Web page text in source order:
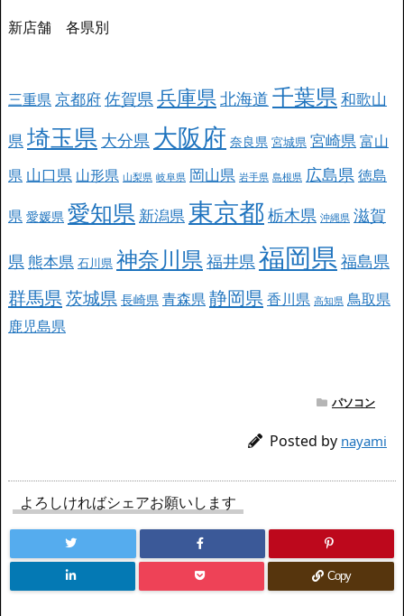
新店舗 各県別
三重県京都府佐賀県 兵庫県北海道 千葉県 和歌山
県 埼玉県 大分県 大阪府 奈良県 宮城県 宮崎県 富山
県 山口県 山形県 山梨県 岐阜県 岡山県 岩手県 島根県 広島県 徳島
県 愛媛県 愛知県 新潟県 東京都 栃木県 沖縄県 滋賀
県 熊本県 石川県 神奈川県 福井県 福岡県福島県
群馬県茨城県 長崎県 青森県静岡県 香川県 高知県 鳥取県
鹿児島県
パソコン
Posted by nayami
よろしければシェアお願いします
Copy